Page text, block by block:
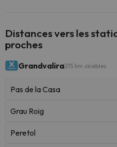
Distances vers les
proches
Grandvalira215 km skiables
Pas de la Casa
Grau Roig
Peretol